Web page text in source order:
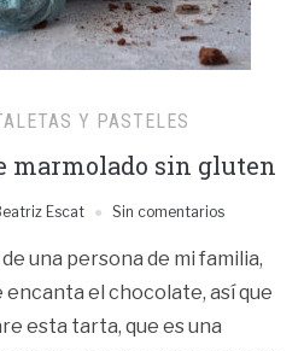
Y PASTELES
marmolado sin gluten
Escat Sin comentarios
una persona de mi familia,
encanta el chocolate, así que
esta tarta, que es una